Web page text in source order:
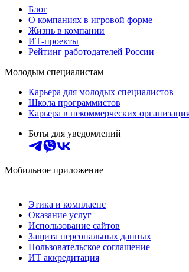
Блог
О компаниях в игровой форме
Жизнь в компании
ИТ-проекты
Рейтинг работодателей России
Молодым специалистам
Карьера для молодых специалистов
Школа программистов
Карьера в некоммерческих
Боты для уведомлений
Мобильное приложение
Этика и комплаенс
Оказание услуг
Использование сайтов
Защита персональных данных
Пользовательское соглашение
ИТ аккредитация